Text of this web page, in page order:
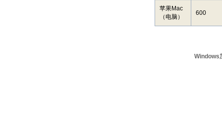
苹果Mac
（电脑）
600
Windows